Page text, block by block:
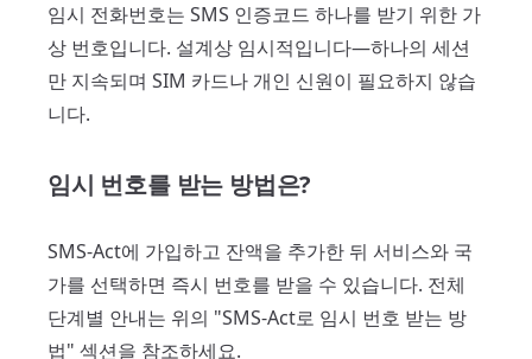
임시 전화번호는 SMS 인증코드 하나를 받기 위한 가
상 번호입니다. 설계상 임시적입니다—하나의 세션
만 지속되며 SIM 카드나 개인 신원이 필요하지 않습
니다.
임시 번호를 받는 방법은?
SMS-Act에 가입하고 잔액을 추가한 뒤 서비스와 국
가를 선택하면 즉시 번호를 받을 수 있습니다. 전체
단계별 안내는 위의 "SMS-Act로 임시 번호 받는 방
법" 섹션을 참조하세요.